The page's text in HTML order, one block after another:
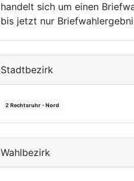
handelt sich um einen
bis jetzt nur
Stadtbezirk
2 Rechtsruhr - Nord
Wahlbezirk